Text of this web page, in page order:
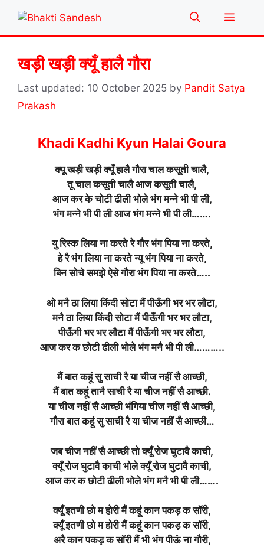
content
Menu
खड़ी खड़ी क्यूँ हालै गौरा
10 October 2025 by Pandit Satya
Prakash
Khadi Kadhi Kyun Halai Goura
क्यू खड़ी खड़ी क्यूँ हालै गौरा चाल कसूती चालै,
तू चाल कसूती चालै आज कसूती चालै,
आज कर के चोटी ढीली भोले भंग मन्ने भी पी ली,
भंग मन्ने भी पी ली आज भंग मन्ने भी पी ली…….
यु रिस्क लिया ना करते रे गौर भंग पिया ना करते,
हे रै भंग लिया ना करते न्यू भंग पिया ना करते,
बिन सोचे समझे ऐसे गौरा भंग पिया ना करते…..
ओ मनै ठा लिया किंदी सोटा मैं पीऊँगी भर भर लौटा,
मनै ठा लिया किंदी सोटा मैं पीऊँगी भर भर लौटा,
पीऊँगी भर भर लौटा मैं पीऊँगी भर भर लौटा,
आज कर क छोटी ढीली भोले भंग मनै भी पी ली………..
मैं बात कहूं सु साची रै या चीज नहीं सै आच्छी,
मैं बात कहूं तानै साची रै या चीज नहीं सै आच्छी.
या चीज नहीं सै आच्छी भंगिया चीज नहीं सै आच्छी,
गौरा बात कहूं सु साची रै या चीज नहीं सै आच्छी…
जब चीज नहीं सै आच्छी तो क्यूँ रोज घुटावै काची,
क्यूँ रोज घुटावै काची भोले क्यूँ रोज घुटावै काची,
आज कर क छोटी ढीली भोले भंग मनै भी पी ली…….
क्यूँ इतणी छो म होरी मैं कहूं कान पकड़ क सॉरी,
क्यूँ इतणी छो म होरी मैं कहूं कान पकड़ क सॉरी,
अरै कान पकड़ क सॉरी मैं भी भंग पीऊं ना गौरी,